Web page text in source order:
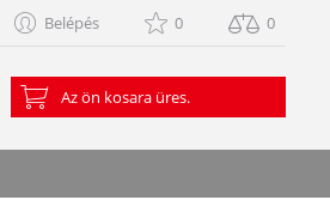
Belépés 0 0
Az ön kosara üres.